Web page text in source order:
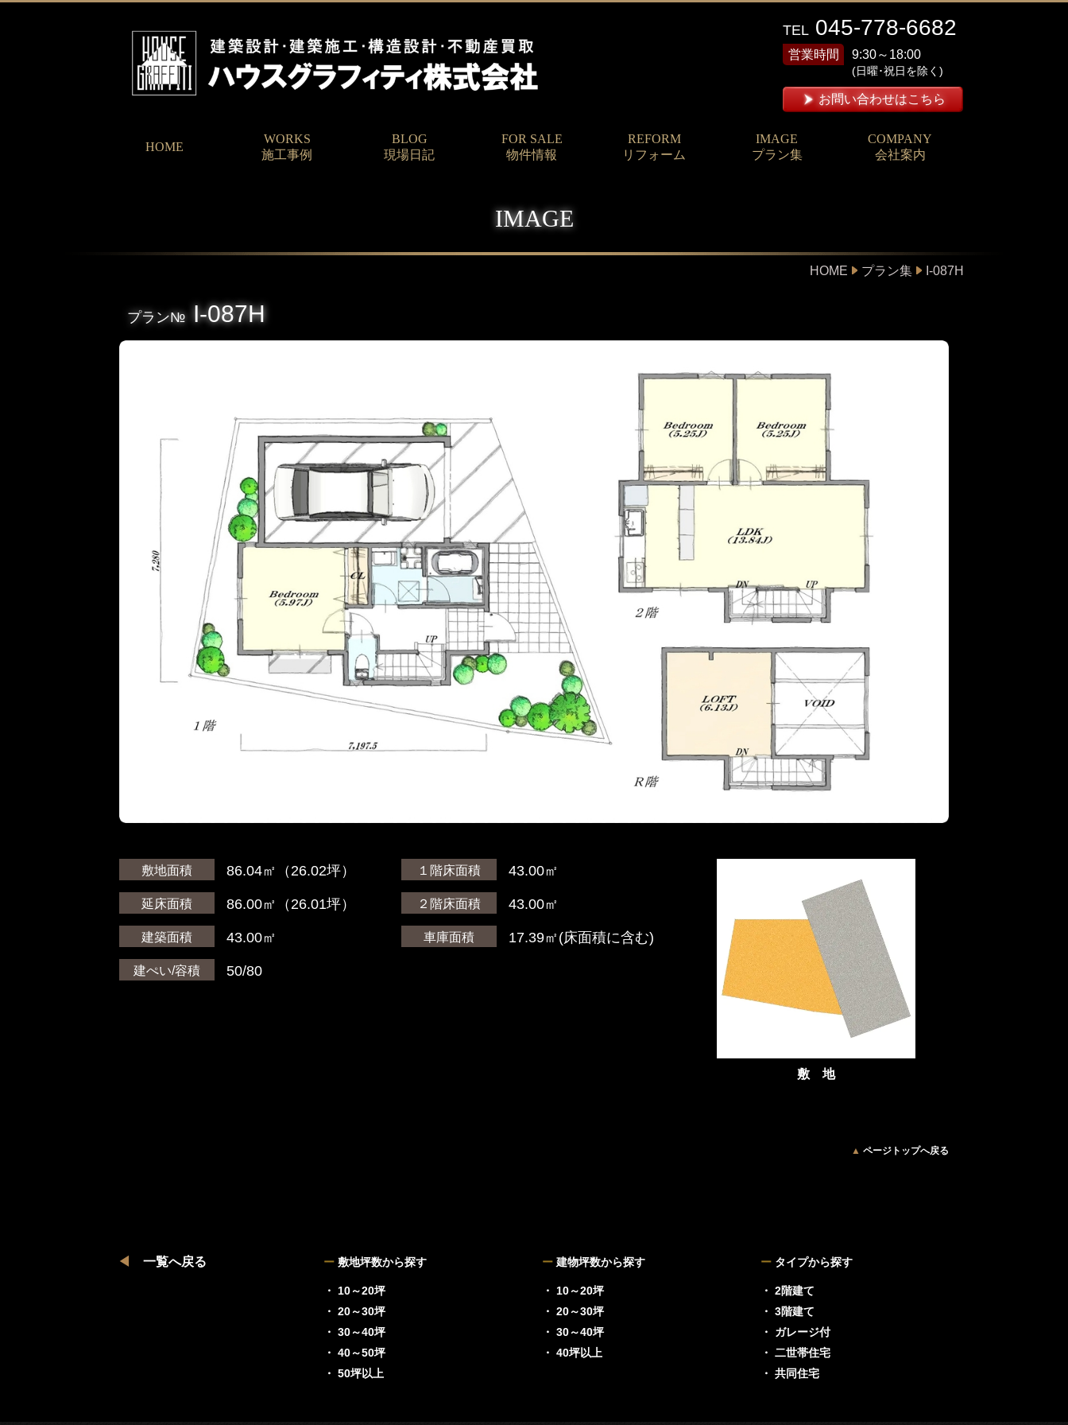
TEL 045-778-6682
営業時間 9:30～18:00
(日曜･祝日を除く)
お問い合わせはこちら
HOME
WORKS
施工事例
BLOG
現場日記
FOR SALE
物件情報
REFORM
リフォーム
IMAGE
プラン集
COMPANY
会社案内
IMAGE
HOME プラン集 I-087H
プラン№ I-087H
敷地面積 86.04㎡（26.02坪）
延床面積 86.00㎡（26.01坪）
建築面積 43.00㎡
建ぺい/容積 50/80
１階床面積 43.00㎡
２階床面積 43.00㎡
車庫面積 17.39㎡(床面積に含む)
敷 地
▲ ページトップへ戻る
◀ 一覧へ戻る ー 敷地坪数から探す
・ 10～20坪
・ 20～30坪
・ 30～40坪
・ 40～50坪
・ 50坪以上
ー 建物坪数から探す
・ 10～20坪
・ 20～30坪
・ 30～40坪
・ 40坪以上
ー タイプから探す
・ 2階建て
・ 3階建て
・ ガレージ付
・ 二世帯住宅
・ 共同住宅